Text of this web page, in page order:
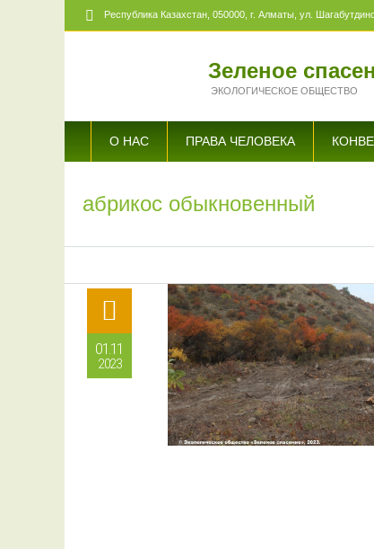
Республика Казахстан, 050000, г. Алматы, ул.
Зеленое
ЭКОЛОГИЧЕСКОЕ ОБЩЕСТВО
О НАС ПРАВА ЧЕЛОВЕКА
абрикос обыкновенный
01.11
2023